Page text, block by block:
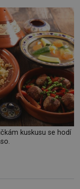
kuskusu se hodí